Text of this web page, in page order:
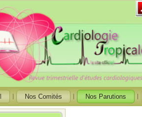
Nos Comités Nos Parutions